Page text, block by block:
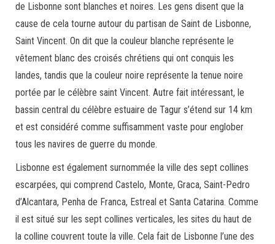
de Lisbonne sont blanches et noires. Les gens disent que la
cause de cela tourne autour du partisan de Saint de Lisbonne,
Saint Vincent. On dit que la couleur blanche représente le
vêtement blanc des croisés chrétiens qui ont conquis les
landes, tandis que la couleur noire représente la tenue noire
portée par le célèbre saint Vincent. Autre fait intéressant, le
bassin central du célèbre estuaire de Tagur s’étend sur 14 km
et est considéré comme suffisamment vaste pour englober
tous les navires de guerre du monde.
Lisbonne est également surnommée la ville des sept collines
escarpées, qui comprend Castelo, Monte, Graca, Saint-Pedro
d’Alcantara, Penha de Franca, Estreal et Santa Catarina. Comme
il est situé sur les sept collines verticales, les sites du haut de
la colline couvrent toute la ville. Cela fait de Lisbonne l’une des